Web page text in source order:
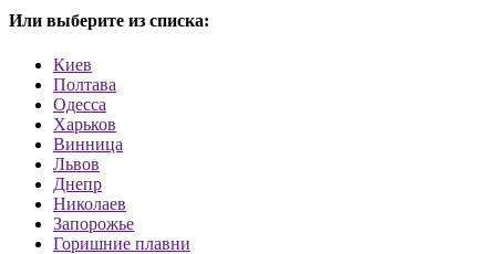
Или выберите из списка:
Киев
Полтава
Одесса
Харьков
Винница
Львов
Днепр
Николаев
Запорожье
Горишние плавни